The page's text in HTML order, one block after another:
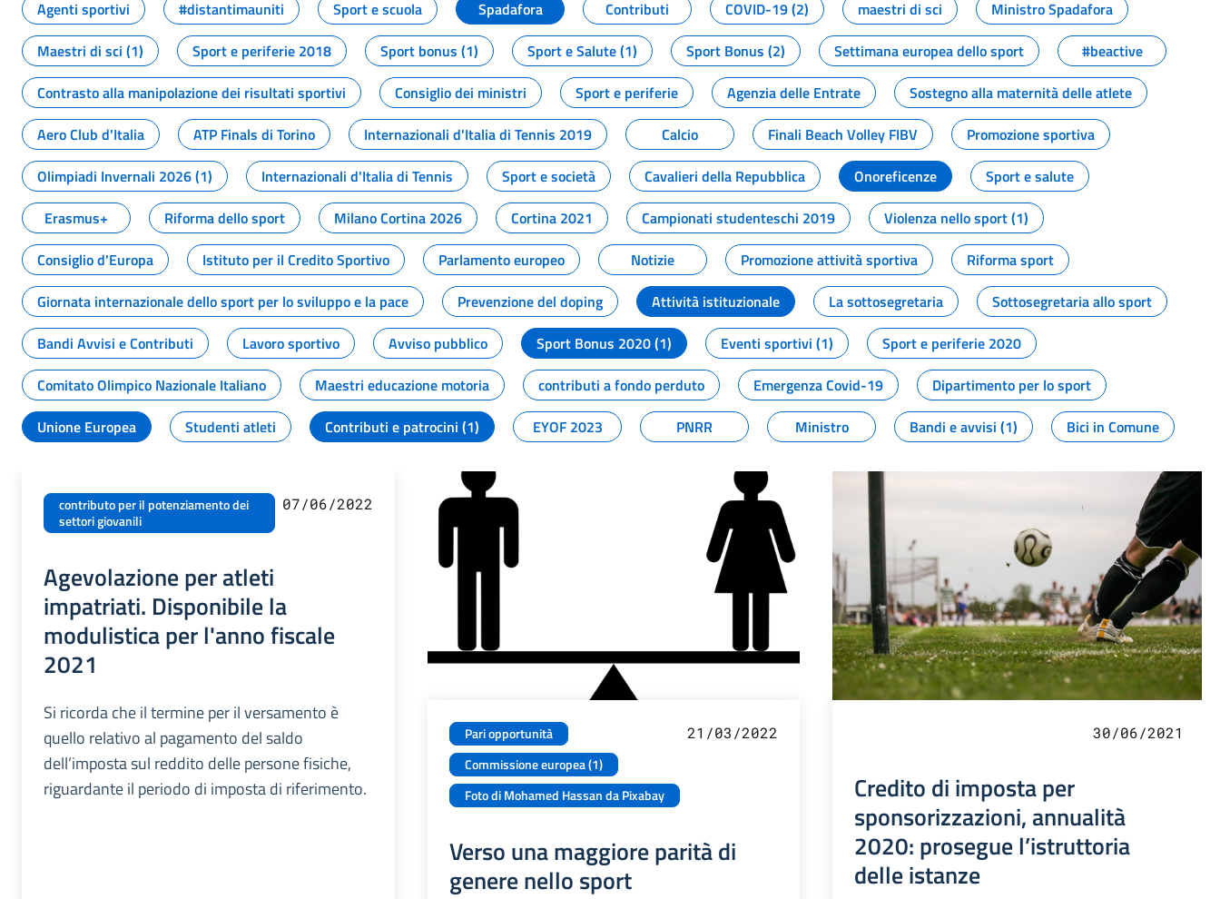
Agenti sportivi
#distantimauniti Sport e scuola Spadafora Contributi COVID-19 (2) maestri di sci
Ministro Spadafora
Maestri di sci (1)
Sport e periferie 2018 Sport bonus (1) Sport e Salute (1) Sport Bonus (2) Settimana europea dello sport
#beactive
Contrasto alla manipolazione dei risultati sportivi
Consiglio dei ministri Sport e periferie Agenzia delle Entrate
Sostegno alla maternità delle atlete
Aero Club d'Italia
ATP Finals di Torino Internazionali d'Italia di Tennis 2019 Calcio Finali Beach Volley FIBV
Promozione sportiva
Olimpiadi Invernali 2026 (1)
Internazionali d'Italia di Tennis Sport e società Cavalieri della Repubblica Onoreficenze
Sport e salute
Erasmus+
Riforma dello sport Milano Cortina 2026 Cortina 2021 Campionati studenteschi 2019
Violenza nello sport (1)
Consiglio d'Europa
Istituto per il Credito Sportivo Parlamento europeo Notizie Promozione attività sportiva
Riforma sport
Giornata internazionale dello sport per lo sviluppo e la pace
Prevenzione del doping Attività istituzionale La sottosegretaria
Sottosegretaria allo sport
Bandi Avvisi e Contributi
Lavoro sportivo Avviso pubblico Sport Bonus 2020 (1) Eventi sportivi (1)
Sport e periferie 2020
Comitato Olimpico Nazionale Italiano
Maestri educazione motoria contributi a fondo perduto Emergenza Covid-19
Dipartimento per lo sport
Unione Europea
Studenti atleti Contributi e patrocini (1) EYOF 2023 PNRR Ministro Bandi e avvisi (1) Bici in Comune
contributo per il potenziamento dei
settori giovanili
07/06/2022
Agevolazione per atleti
impatriati. Disponibile la
modulistica per l'anno fiscale
2021
Si ricorda che il termine per il versamento è
quello relativo al pagamento del saldo
dell’imposta sul reddito delle persone fisiche,
riguardante il periodo di imposta di riferimento.
Pari opportunità
Commissione europea (1)
Foto di Mohamed Hassan da Pixabay
21/03/2022
Verso una maggiore parità di
genere nello sport
30/06/2021
Credito di imposta per
sponsorizzazioni, annualità
2020: prosegue l’istruttoria
delle istanze